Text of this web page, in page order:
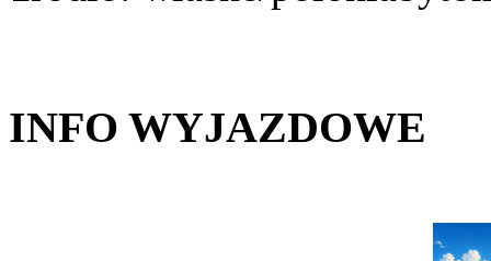
INFO WYJAZDOWE